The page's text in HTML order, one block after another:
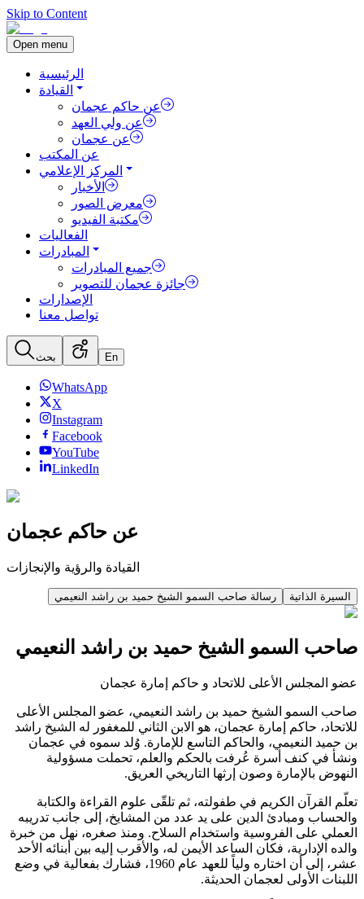
Skip to Content
Open menu
الرئيسية
القيادة
عن حاكم عجمان
عن ولي العهد
عن عجمان
عن المكتب
المركز الإعلامي
الأخبار
معرض الصور
مكتبة الفيديو
الفعاليات
المبادرات
جميع المبادرات
جائزة عجمان للتصوير
الإصدارات
تواصل معنا
بحث En
WhatsApp
X
Instagram
Facebook
YouTube
LinkedIn
عن حاكم عجمان
القيادة والرؤية والإنجازات
السيرة الذاتية رسالة صاحب السمو الشيخ حميد بن راشد النعيمي
صاحب السمو الشيخ حميد بن راشد النعيمي
عضو المجلس الأعلى للاتحاد و حاكم إمارة عجمان
صاحب السمو الشيخ حميد بن راشد النعيمي، عضو المجلس الأعلى
للاتحاد، حاكم إمارة عجمان، هو الابن الثاني للمغفور له الشيخ راشد
بن حميد النعيمي، والحاكم التاسع للإمارة. وُلد سموه في عجمان
ونشأ في كنف أسرة عُرفت بالحكم والعلم، تحملت مسؤولية
النهوض بالإمارة وصون إرثها التاريخي العريق.
تعلّم القرآن الكريم في طفولته، ثم تلقّى علوم القراءة والكتابة
والحساب ومبادئ الدين على يد عدد من المشايخ، إلى جانب تدريبه
العملي على الفروسية واستخدام السلاح. ومنذ صغره، نهل من خبرة
والده الإدارية، فكان الساعد الأيمن له، والأقرب إليه بين أبنائه الأحد
عشر، إلى أن اختاره ولياً للعهد عام 1960، فشارك بفعالية في وضع
اللبنات الأولى لعجمان الحديثة.